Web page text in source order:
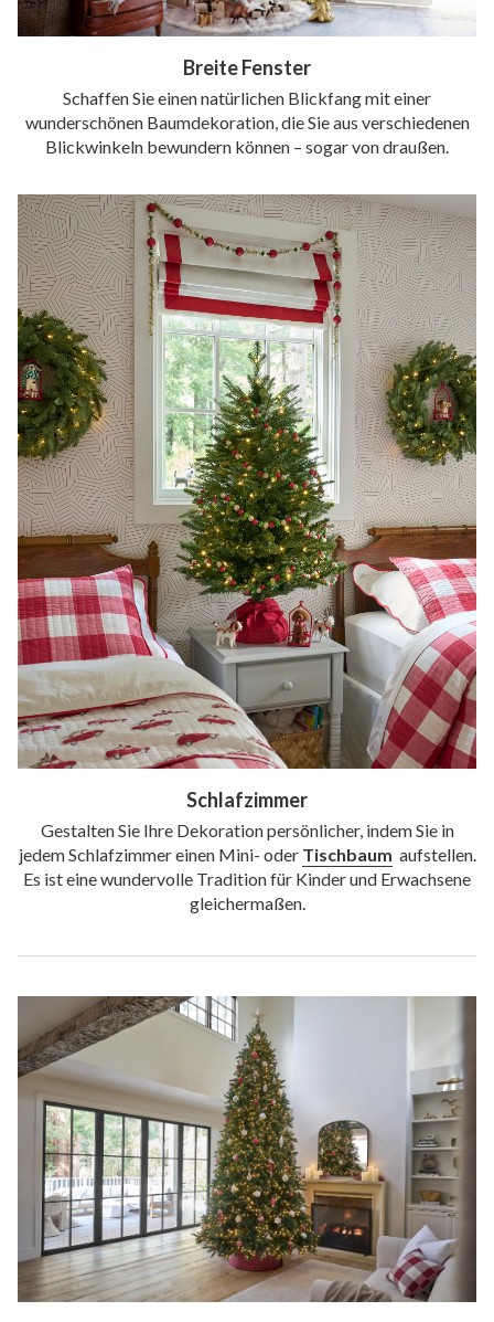
Breite Fenster
Schaffen Sie einen natürlichen Blickfang mit einer
wunderschönen Baumdekoration, die Sie aus verschiedenen
Blickwinkeln bewundern können – sogar von draußen.
Schlafzimmer
Gestalten Sie Ihre Dekoration persönlicher, indem Sie in
jedem Schlafzimmer einen Mini- oder Tischbaum aufstellen.
Es ist eine wundervolle Tradition für Kinder und Erwachsene
gleichermaßen.